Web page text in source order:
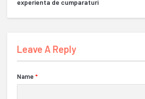
experienta de cumparaturi
Leave A Reply
Name *